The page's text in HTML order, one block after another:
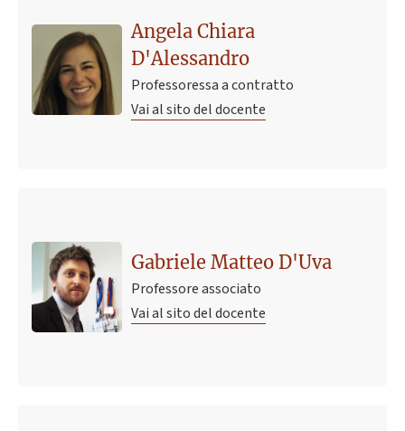
Angela Chiara
D'Alessandro
Professoressa a contratto
Vai al sito del docente
Gabriele Matteo D'Uva
Professore associato
Vai al sito del docente